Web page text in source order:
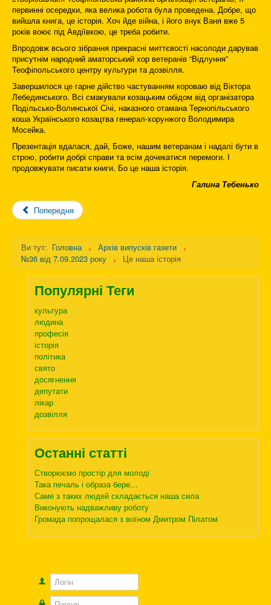
первинні осередки, яка велика робота була проведена. Добре, що
вийшла книга, це історія. Хоч йде війна, і його внук Ваня вже 5
років воює під Авдіївкою, це треба робити.
Впродовж всього зібрання прекрасні миттєвості насолоди дарував
присутнім народний аматорський хор ветеранів “Відлуння”
Теофіпольського центру культури та дозвілля.
Завершилося це гарне дійство частуванням короваю від Віктора
Лебединського. Всі смакували козацьким обідом від організатора
Подільсько-Волинської Січі, наказного отамана Тернопільського
коша Українського козацтва генерал-хорунжого Володимира
Мосейка.
Презентація вдалася, дай, Боже, нашим ветеранам і надалі бути в
строю, робити добрі справи та всім дочекатися перемоги. І
продовжувати писати книги. Бо це наша історія.
Галина Тебенько
Попередня
Ви тут: Головна
Архів випусків газети
№36 від 7.09.2023 року
Це наша історія
Популярні Теги
культура
людина
професія
історія
політика
свято
досягнення
депутати
лікар
дозвілля
Останні статті
Створюємо простір для молоді
Така печаль і образа бере…
Саме з таких людей складається наша сила
Виконують надважливу роботу
Громада попрощалася з воїном Дмитром Пілатом
Логін